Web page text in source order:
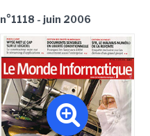
n°1118 - juin 2006